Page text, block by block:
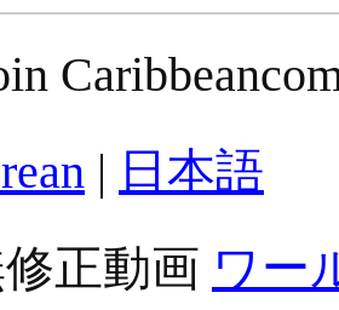
| 日本語
正動画 ワー